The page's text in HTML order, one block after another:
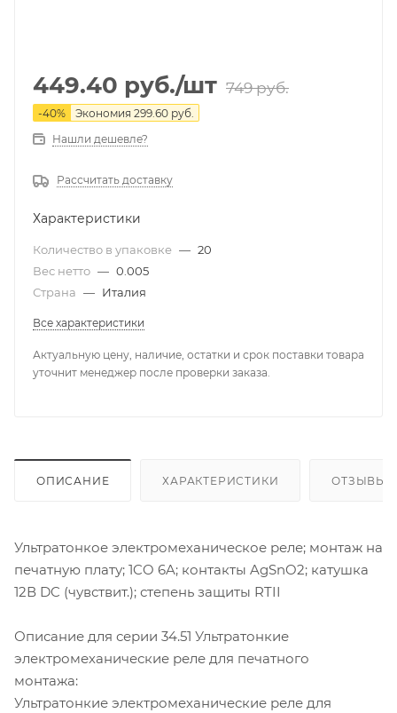
449.40 руб./шт 749руб.
-40% Экономия 299.60 руб.
Нашли дешевле?
Рассчитать доставку
Характеристики
Количество в упаковке — 20
Вес нетто — 0.005
Страна — Италия
Все характеристики
Актуальную цену, наличие, остатки и срок поставки товара
уточнит менеджер после проверки заказа.
ОПИСАНИЕ ХАРАКТЕРИСТИКИ ОТЗЫВЫ
Ультратонкое электромеханическое реле; монтаж на
печатную плату; 1CO 6A; контакты AgSnO2; катушка
12В DC (чувствит.); степень защиты RTII
Описание для серии 34.51 Ультратонкие
электромеханические реле для печатного
монтажа:
Ультратонкие электромеханические реле для